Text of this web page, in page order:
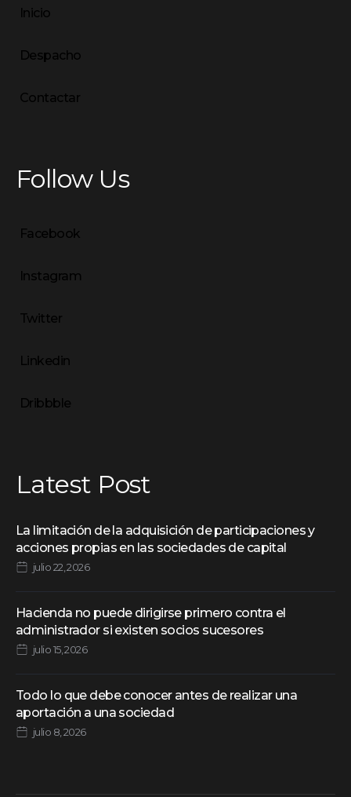
Inicio
Despacho
Contactar
Follow Us
Facebook
Instagram
Twitter
Linkedin
Dribbble
Latest Post
La limitación de la adquisición de participaciones y
acciones propias en las sociedades de capital
julio 22, 2026
Hacienda no puede dirigirse primero contra el
administrador si existen socios sucesores
julio 15, 2026
Todo lo que debe conocer antes de realizar una
aportación a una sociedad
julio 8, 2026